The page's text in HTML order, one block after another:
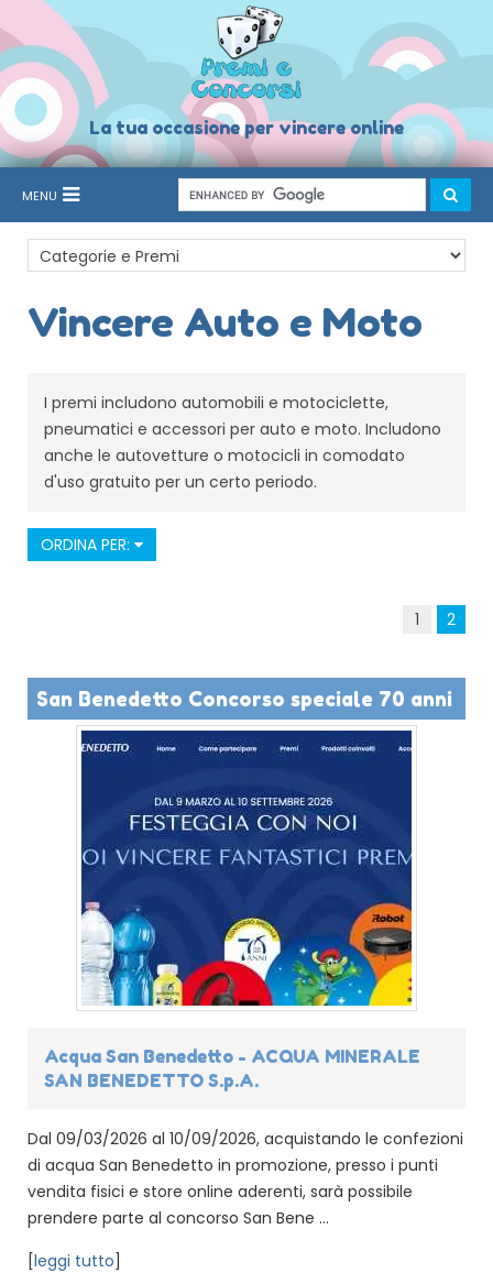
La tua occasione per vincere online
MENU
Vincere Auto e Moto
I premi includono automobili e motociclette,
pneumatici e accessori per auto e moto. Includono
anche le autovetture o motocicli in comodato
d'uso gratuito per un certo periodo.
ORDINA PER:
1 2
San Benedetto Concorso speciale 70 anni
Acqua San Benedetto - ACQUA MINERALE
SAN BENEDETTO S.p.A.
Dal 09/03/2026 al 10/09/2026, acquistando le confezioni
di acqua San Benedetto in promozione, presso i punti
vendita fisici e store online aderenti, sarà possibile
prendere parte al concorso San Bene ...
[leggi tutto]